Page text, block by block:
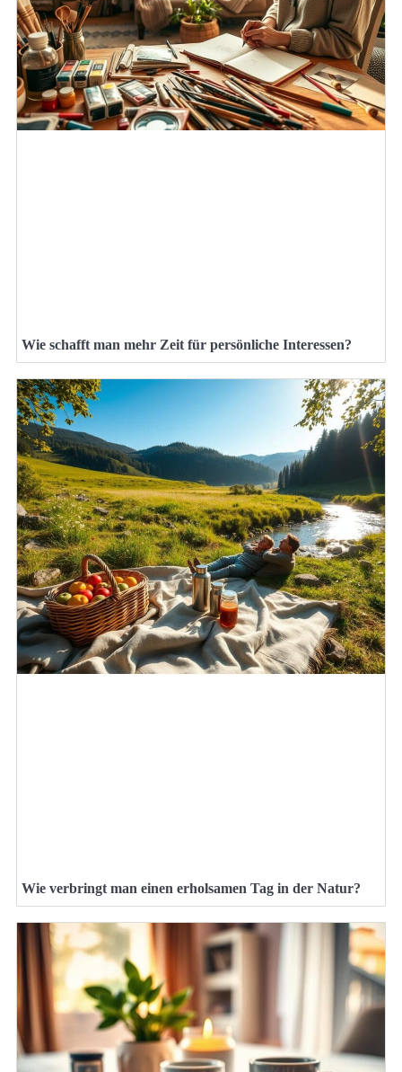
Wie schafft man mehr Zeit für persönliche Interessen?
Wie verbringt man einen erholsamen Tag in der Natur?